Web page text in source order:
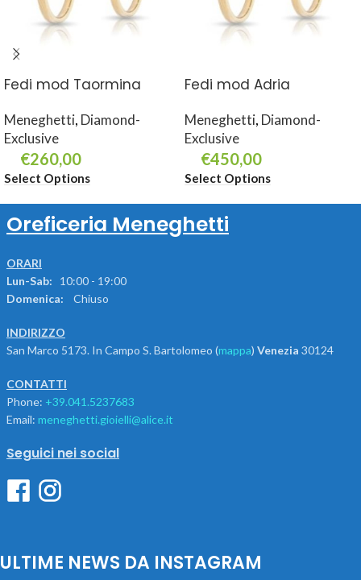
Fedi mod Taormina
Meneghetti, Diamond-
Exclusive
€260,00
Select Options
Fedi mod Adria
Meneghetti, Diamond-
Exclusive
€450,00
Select Options
Oreficeria Meneghetti
ORARI
Lun-Sab: 10:00 - 19:00
Domenica:
Chiuso
INDIRIZZO
San Marco 5173. In Campo S. Bartolomeo (mappa) Venezia 30124
CONTATTI
Phone: +39.041.5237683
Email: meneghetti.gioielli@alice.it
Seguici nei social
ULTIME NEWS DA INSTAGRAM